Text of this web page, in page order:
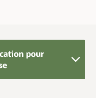
pour